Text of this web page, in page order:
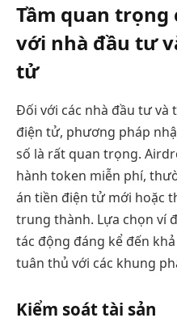
Tầm quan trọng
với nhà đầu tư
tử
Đối với các nhà đầu tư
điện tử, phương pháp
số là rất quan trọng.
hành token miễn phí,
án tiền điện tử mới hoặc
trung thành. Lựa chọn ví
tác động đáng kể đến
tuân thủ với các khung
Kiểm soát tài sản